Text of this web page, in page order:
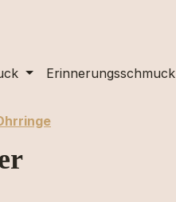
Erinnerungsschmuck